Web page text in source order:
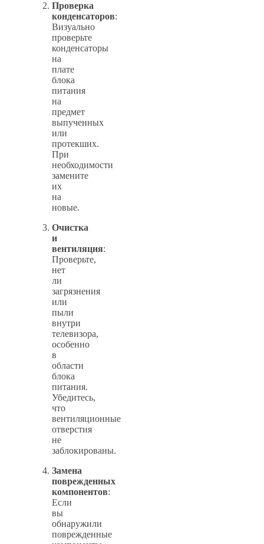
Проверка
конденсаторов:
Визуально
проверьте
конденсаторы
на
плате
блока
питания
на
предмет
выпученных
или
протекших.
При
необходимости
замените
их
на
новые.
Очистка
и
вентиляция:
Проверьте,
нет
ли
загрязнения
или
пыли
внутри
телевизора,
особенно
в
области
блока
питания.
Убедитесь,
что
вентиляционные
отверстия
не
заблокированы.
Замена
поврежденных
компонентов:
Если
вы
обнаружили
поврежденные